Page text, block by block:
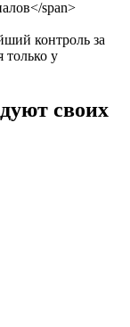
контроль за
только у
своих